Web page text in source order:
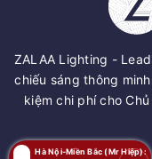
ZALAA Lighting -
chiếu sáng thông
kiệm chi phí cho
Hà Nội-Miền Bắc (Mr Hiệp):